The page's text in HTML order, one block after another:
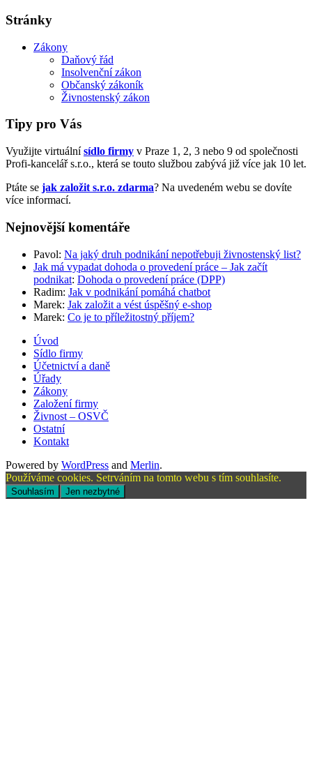
Stránky
Zákony
Daňový řád
Insolvenční zákon
Občanský zákoník
Živnostenský zákon
Tipy pro Vás
Využijte virtuálnísídlo firmy v Praze 1, 2, 3 nebo 9 od společnosti
Profi-kancelář s.r.o., která se touto službou zabývá již více jak 10 let.
Ptáte se jak založit s.r.o. zdarma? Na uvedeném webu se dovíte
více informací.
Nejnovější komentáře
Pavol: Na jaký druh podnikání nepotřebuji živnostenský list?
Jak má vypadat dohoda o provedení práce – Jak začít
podnikat: Dohoda o provedení práce (DPP)
Radim: Jak v podnikání pomáhá chatbot
Marek: Jak založit a vést úspěšný e-shop
Marek: Co je to příležitostný příjem?
Úvod
Sídlo firmy
Účetnictví a daně
Úřady
Zákony
Založení firmy
Živnost – OSVČ
Ostatní
Kontakt
Powered by WordPress and Merlin.
Používáme cookies. Setrváním na tomto webu s tím souhlasíte.
Souhlasím Jen nezbytné